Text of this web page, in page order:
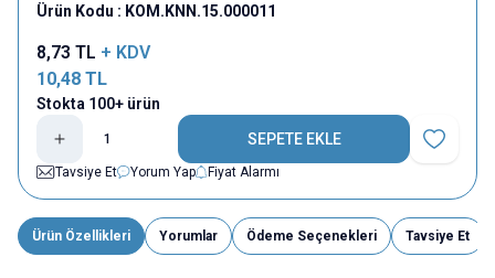
Ürün Kodu : KOM.KNN.15.000011
8,73 TL + KDV
10,48 TL
Stokta 100+ ürün
SEPETE EKLE
Favoriye
Tavsiye Et
Yorum Yap Fiyat Alarmı
Ürün Özellikleri Yorumlar Ödeme Seçenekleri Tavsiye Et